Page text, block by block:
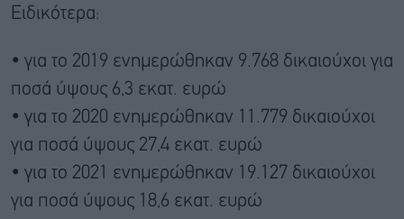
Ειδικότερα:
• για το 2019 ενημερώθηκαν 9.768 δικαιούχοι για
ποσά ύψους 6,3 εκατ. ευρώ
• για το 2020 ενημερώθηκαν 11.779 δικαιούχοι
για ποσά ύψους 27,4 εκατ. ευρώ
• για το 2021 ενημερώθηκαν 19.127 δικαιούχοι
για ποσά ύψους 18,6 εκατ. ευρώ